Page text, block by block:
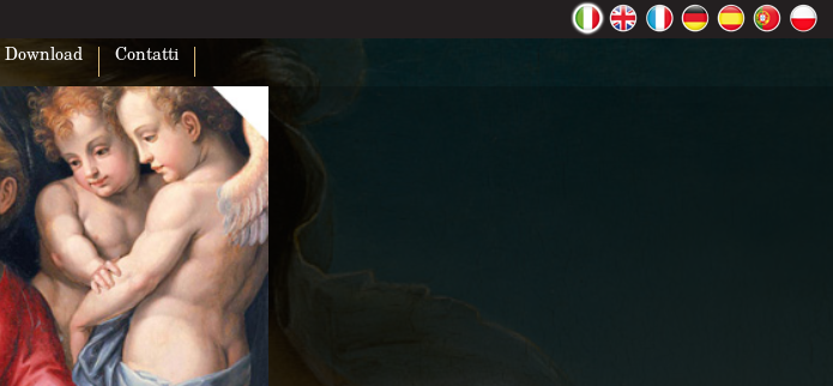
Download Contatti
Questa pagina non carica correttamente Google
Maps.
Sei il proprietario di questo sito web?